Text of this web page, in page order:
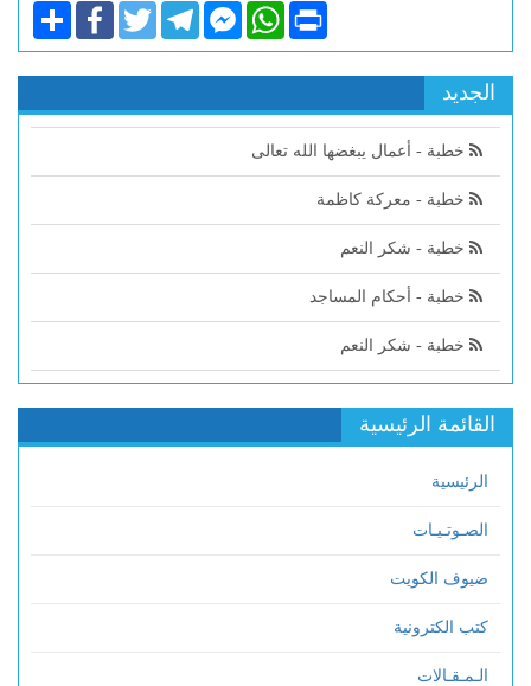
ShareFacebookTwitterTelegramFacebook
Messenger
WhatsApp Print
الجديد
خطبة - أعمال يبغضها الله تعالى
خطبة - معركة كاظمة
خطبة - شكر النعم
خطبة - أحكام المساجد
خطبة - شكر النعم
القائمة الرئيسية
الرئيسية
الصـوتـيـات
ضيوف الكويت
كتب الكترونية
الـمـقـالات